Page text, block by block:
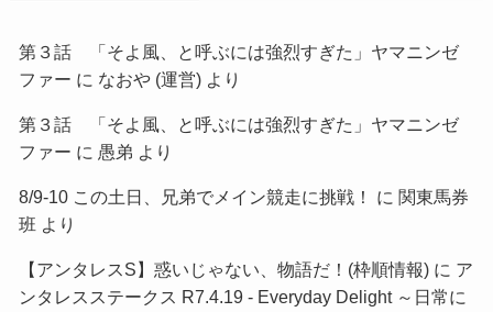
第３話 「そよ風、と呼ぶには強烈すぎた」ヤマニンゼ
ファー に なおや (運営)より
第３話 「そよ風、と呼ぶには強烈すぎた」ヤマニンゼ
ファー に 愚弟 より
8/9-10 この土日、兄弟でメイン競走に挑戦！ に 関東馬券
班 より
【アンタレスS】惑いじゃない、物語だ！(枠順情報)に ア
ンタレスステークス R7.4.19 - Everyday Delight ～日常に